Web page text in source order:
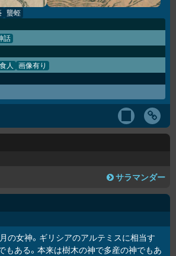
蠪蛭
話
食人 画像有り
サラマンダー
の女神。ギリシアのアルテミスに相当す
もある。本来は樹木の神で多産の神でもあ